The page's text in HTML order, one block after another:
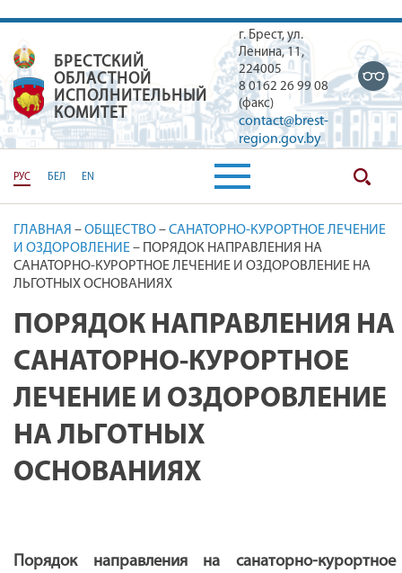
БРЕСТСКИЙ ОБЛАСТНОЙ
БРЕСТСКИЙ
ОБЛАСТНОЙ
ИСПОЛНИТЕЛЬНЫЙ
КОМИТЕТ
г. Брест, ул.
Ленина, 11,
224005
8 0162 26 99 08
(факс)
contact@brest-
region.gov.by
РУС БЕЛ EN
ГЛАВНАЯ –ОБЩЕСТВО–САНАТОРНО-КУРОРТНОЕ ЛЕЧЕНИЕ
И ОЗДОРОВЛЕНИЕ– ПОРЯДОК НАПРАВЛЕНИЯ НА
САНАТОРНО-КУРОРТНОЕ ЛЕЧЕНИЕ И ОЗДОРОВЛЕНИЕ НА
ЛЬГОТНЫХ ОСНОВАНИЯХ
ПОРЯДОК НАПРАВЛЕНИЯ НА
САНАТОРНО-КУРОРТНОЕ
ЛЕЧЕНИЕ И ОЗДОРОВЛЕНИЕ
НА ЛЬГОТНЫХ
ОСНОВАНИЯХ
Порядок направления на санаторно-курортное